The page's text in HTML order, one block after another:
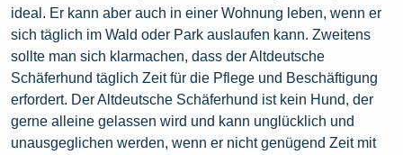
ideal. Er kann aber auch in einer Wohnung leben, wenn er
sich täglich im Wald oder Park auslaufen kann. Zweitens
sollte man sich klarmachen, dass der Altdeutsche
Schäferhund täglich Zeit für die Pflege und Beschäftigung
erfordert. Der Altdeutsche Schäferhund ist kein Hund, der
gerne alleine gelassen wird und kann unglücklich und
unausgeglichen werden, wenn er nicht genügend Zeit mit